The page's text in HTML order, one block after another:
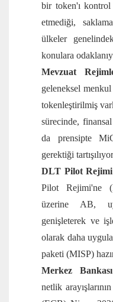
bir token'ı
etmediği,
ülkeler
konulara
Mevzuat
geleneksel
tokenleştirilmiş
sürecinde,
da prensipte
gerektiği
DLT Pilot
Pilot Rejimi'ne
üzerine AB,
genişleterek ve
olarak daha
paketi (MISP)
Merkez
netlik